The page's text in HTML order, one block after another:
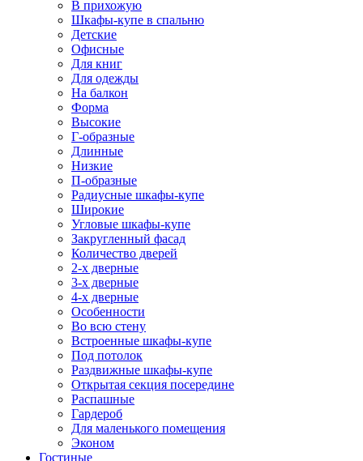
В прихожую
Шкафы-купе в спальню
Детские
Офисные
Для книг
Для одежды
На балкон
Форма
Высокие
Г-образные
Длинные
Низкие
П-образные
Радиусные шкафы-купе
Широкие
Угловые шкафы-купе
Закругленный фасад
Количество дверей
2-х дверные
3-х дверные
4-х дверные
Особенности
Во всю стену
Встроенные шкафы-купе
Под потолок
Раздвижные шкафы-купе
Открытая секция посередине
Распашные
Гардероб
Для маленького помещения
Эконом
Гостиные